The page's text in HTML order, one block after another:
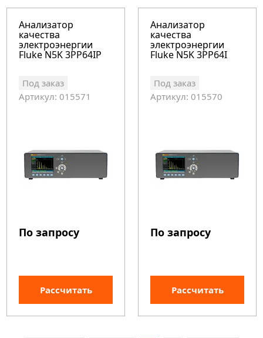
Анализатор
качества
электроэнергии
Fluke N5K 3PP64IP
Под заказ
Артикул: 015571
По запросу
Рассчитать
Анализатор
качества
электроэнергии
Fluke N5K 3PP64I
Под заказ
Артикул: 015570
По запросу
Рассчитать